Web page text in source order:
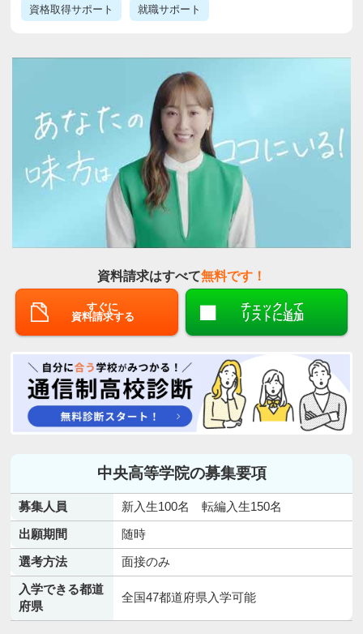
資格取得サポート 就職サポート
資料請求はすべて無料です！
すぐに
資料請求する
チェックして
リストに追加
中央高等学院の募集要項
募集人員
新入生100名 転編入生150名
出願期間
随時
選考方法
面接のみ
入学できる都道
府県
全国47都道府県入学可能